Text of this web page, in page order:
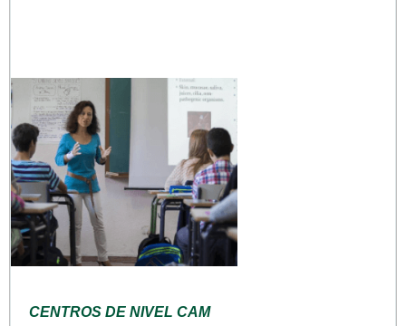
CENTROS DE NIVEL CAM